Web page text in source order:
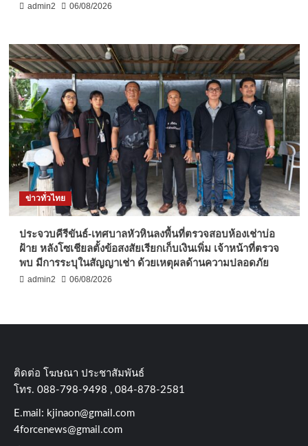
admin2 06/08/2026
ข่าวทั่วไทย
ประจวบคีรีขันธ์-เทศบาลหัวหินลงพื้นที่ตรวจสอบห้องเช่าบ่อ
ฝ้าย หลังโซเชียลตั้งข้อสงสัยเรียกเก็บเงินเพิ่ม เจ้าหน้าที่ตรวจ
พบ มีการระบุในสัญญาเช่า ด้วยเหตุผลด้านความปลอดภัย
admin2 06/08/2026
ติดต่อ​ โฆษณา​ ประชาสัมพันธ์
โทร​. 088-798-9498 , 084-878-2581
E.mail: kjinaon@gmail.com
4forcenews@gmail.com